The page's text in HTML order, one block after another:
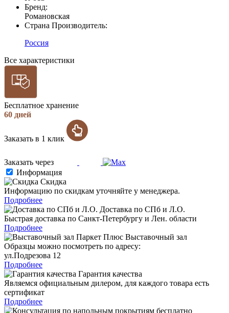
Бренд:
Романовская
Страна Производитель:
Россия
Все характеристики
Бесплатное хранение
60 дней
Заказать в 1 клик
Заказать через
Информация
Скидка
Информацию по скидкам уточняйте у менеджера.
Подробнее
Доставка по СПб и Л.О.
Быстрая доставка по Санкт-Петербургу и Лен. области
Подробнее
Выставочный зал
Образцы можно посмотреть по адресу:
ул.Подрезова 12
Подробнее
Гарантия качества
Являемся официальным дилером, для каждого товара есть
сертификат
Подробнее